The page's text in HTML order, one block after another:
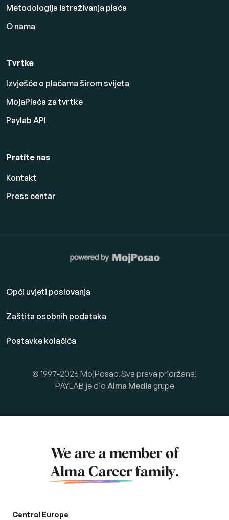
Metodologija istraživanja plaća
O nama
Tvrtke
Izvješće o plaćama širom svijeta
MojaPlaća za tvrtke
Paylab API
Pratite nas
Kontakt
Press centar
Opći uvjeti poslovanja
Zaštita osobnih podataka
Postavke kolačića
© 1997-2026 MojPosao.Sva prava pridržana!
PAYLAB je dio Alma Media grupe
We are a member of
Alma Career family.
Central Europe